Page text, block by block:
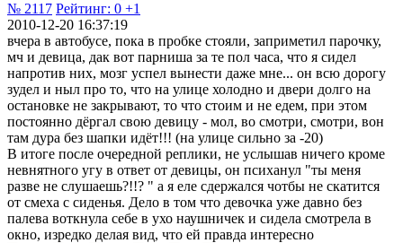
№ 2117 Рейтинг: 0 +1
2010-12-20 16:37:19
вчера в автобусе, пока в пробке стояли, заприметил парочку,
мч и девица, дак вот парниша за те пол часа, что я сидел
напротив них, мозг успел вынести даже мне... он всю дорогу
зудел и ныл про то, что на улице холодно и двери долго на
остановке не закрывают, то что стоим и не едем, при этом
постоянно дёргал свою девицу - мол, во смотри, смотри, вон
там дура без шапки идёт!!! (на улице сильно за -20)
В итоге после очередной реплики, не услышав ничего кроме
невнятного угу в ответ от девицы, он психанул "ты меня
разве не слушаешь?!!? " а я еле сдержался чотбы не скатится
от смеха с сиденья. Дело в том что девочка уже давно без
палева воткнула себе в ухо наушничек и сидела смотрела в
окно, изредко делая вид, что ей правда интересно